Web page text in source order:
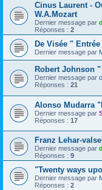
Cinus Laurent -
W.A.Mozart
Dernier message par
Réponses : 2
De Visée "
Dernier message par
Robert Johnson
Dernier message par
Réponses : 21
Alonso Mudarra
Dernier message par
Réponses : 17
Franz Lehar-
Dernier message par
Réponses : 9
"Twenty ways
Dernier message par
Réponses : 2